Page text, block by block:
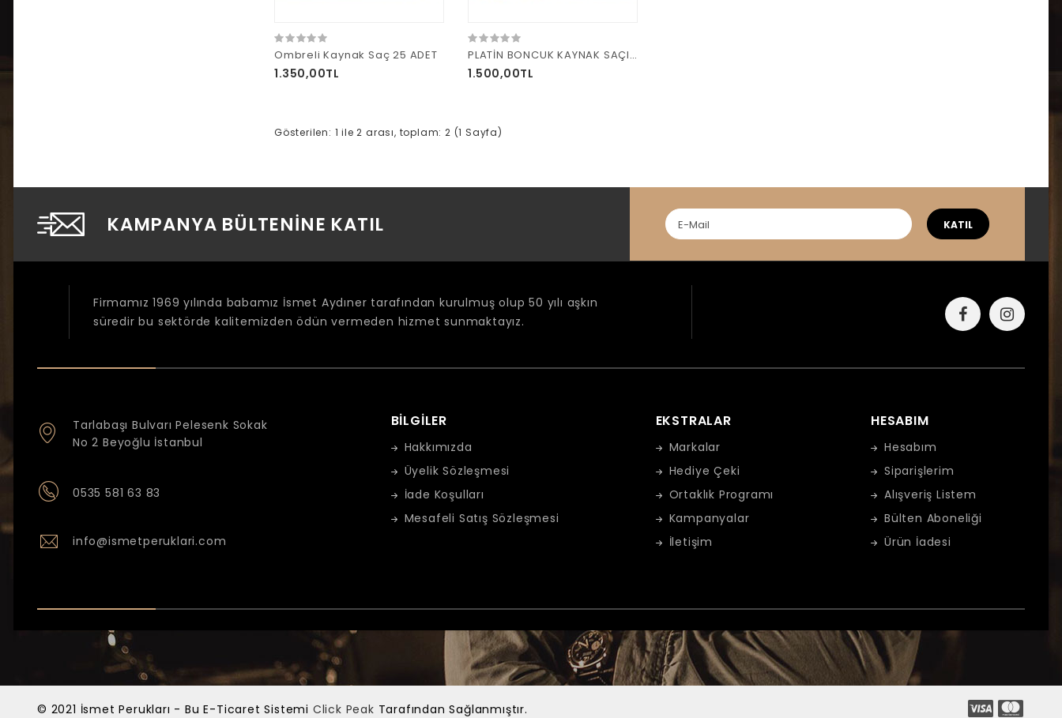
Ombreli Kaynak Saç 25 ADET
1.350,00TL
PLATİN BONCUK KAYNAK SAÇI 25 adet
1.500,00TL
Gösterilen: 1 ile 2 arası, toplam: 2 (1 Sayfa)
KAMPANYA BÜLTENINE KATIL KATIL
Firmamız 1969 yılında babamız İsmet Aydıner tarafından kurulmuş olup 50 yılı aşkın
süredir bu sektörde kalitemizden ödün vermeden hizmet sunmaktayız.
Tarlabaşı Bulvarı Pelesenk Sokak
No 2 Beyoğlu İstanbul
0535 581 63 83
info@ismetperuklari.com
BILGILER
Hakkımızda
Üyelik Sözleşmesi
İade Koşulları
Mesafeli Satış Sözleşmesi
EKSTRALAR
Markalar
Hediye Çeki
Ortaklık Programı
Kampanyalar
İletişim
HESABIM
Hesabım
Siparişlerim
Alışveriş Listem
Bülten Aboneliği
Ürün İadesi
© 2021 İsmet Perukları - Bu E-Ticaret Sistemi Click Peak Tarafından Sağlanmıştır.